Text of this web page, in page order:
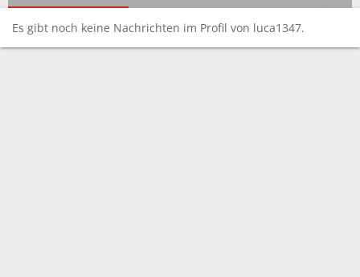
Es gibt noch keine Nachrichten im Profil von luca1347.